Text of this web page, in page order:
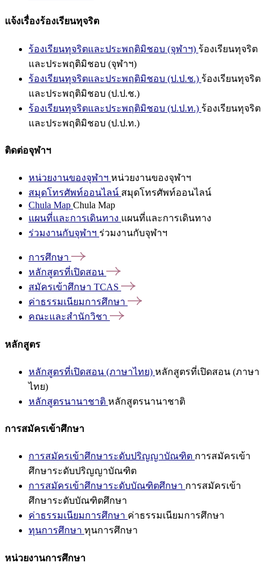
แจ้งเรื่องร้องเรียนทุจริต
ร้องเรียนทุจริตและประพฤติมิชอบ (จุฬาฯ) ร้องเรียนทุจริต
และประพฤติมิชอบ (จุฬาฯ)
ร้องเรียนทุจริตและประพฤติมิชอบ (ป.ป.ช.) ร้องเรียนทุจริต
และประพฤติมิชอบ (ป.ป.ช.)
ร้องเรียนทุจริตและประพฤติมิชอบ (ป.ป.ท.) ร้องเรียนทุจริต
และประพฤติมิชอบ (ป.ป.ท.)
ติดต่อจุฬาฯ
หน่วยงานของจุฬาฯ หน่วยงานของจุฬาฯ
สมุดโทรศัพท์ออนไลน์ สมุดโทรศัพท์ออนไลน์
Chula Map Chula Map
แผนที่และการเดินทาง แผนที่และการเดินทาง
ร่วมงานกับจุฬาฯ ร่วมงานกับจุฬาฯ
การศึกษา
หลักสูตรที่เปิดสอน
สมัครเข้าศึกษา TCAS
ค่าธรรมเนียมการศึกษา
คณะและสำนักวิชา
หลักสูตร
หลักสูตรที่เปิดสอน (ภาษาไทย) หลักสูตรที่เปิดสอน (ภาษา
ไทย)
หลักสูตรนานาชาติ หลักสูตรนานาชาติ
การสมัครเข้าศึกษา
การสมัครเข้าศึกษาระดับปริญญาบัณฑิต การสมัครเข้า
ศึกษาระดับปริญญาบัณฑิต
การสมัครเข้าศึกษาระดับบัณฑิตศึกษา การสมัครเข้า
ศึกษาระดับบัณฑิตศึกษา
ค่าธรรมเนียมการศึกษา ค่าธรรมเนียมการศึกษา
ทุนการศึกษา ทุนการศึกษา
หน่วยงานการศึกษา